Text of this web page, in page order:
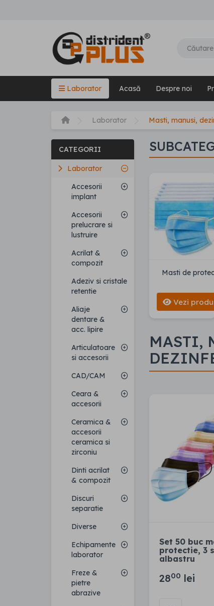
Laborator Acasă Despre noi
Laborator Masti, manusi,
CATEGORII
Laborator
Accesorii
implant
Accesorii
prelucrare si
lustruire
Acrilat &
compozit
Adeziv si cristale
retentie
Aliaje
dentare &
acc. lipire
Articulatoare
si accesorii
CAD/CAM
Ceara &
accesorii
Ceramica &
accesorii
ceramica si
zirconiu
Dinti acrilat
& compozit
Discuri
separatie
Diverse
Echipamente
laborator
Freze &
pietre
abrazive
Masti de
Vezi
MASTI,
Set 50 buc
protectie, 3
albastru
2800 lei